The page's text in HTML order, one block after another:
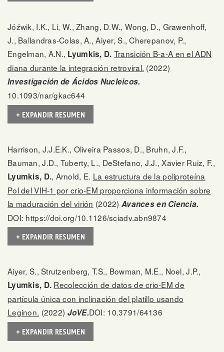
Jóźwik, I.K., Li, W., Zhang, D.W., Wong, D., Grawenhoff,
J., Ballandras-Colas, A., Aiyer, S., Cherepanov, P.,
Engelman, A.N., Lyumkis, D. Transición B-a-A en el ADN
diana durante la integración retroviral. (2022)
Investigación de Ácidos Nucleicos.
10.1093/nar/gkac644
+ EXPANDIR RESUMEN
Harrison, J.J.E.K., Oliveira Passos, D., Bruhn, J.F.,
Bauman, J.D., Tuberty, L., DeStefano, J.J., Xavier Ruiz, F.,
Lyumkis, D., Arnold, E. La estructura de la poliproteína
Pol del VIH-1 por crio-EM proporciona información sobre
la maduración del virión (2022) Avances en Ciencia.
DOI: https://doi.org/10.1126/sciadv.abn9874
+ EXPANDIR RESUMEN
Aiyer, S., Strutzenberg, T.S., Bowman, M.E., Noel, J.P.,
Lyumkis, D. Recolección de datos de crio-EM de
partícula única con inclinación del platillo usando
Leginon. (2022) JoVE.DOI: 10.3791/64136
+ EXPANDIR RESUMEN